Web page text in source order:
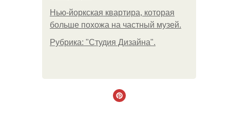
Нью-йоркская квартира, которая
больше похожа на частный музей.
Рубрика: "Студия Дизайна".